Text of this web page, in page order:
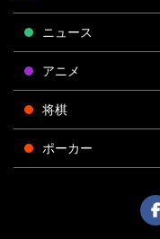
ニュース
アニメ
将棋
ポーカー